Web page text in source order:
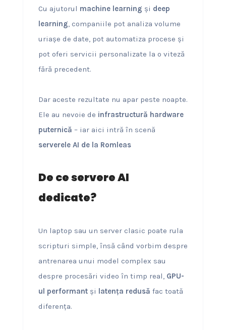
Cu ajutorul machine learning și deep
learning, companiile pot analiza volume
uriașe de date, pot automatiza procese și
pot oferi servicii personalizate la o viteză
fără precedent.
Dar aceste rezultate nu apar peste noapte.
Ele au nevoie de infrastructură hardware
puternică – iar aici intră în scenă
serverele AI de la Romleas
De ce servere AI
dedicate?
Un laptop sau un server clasic poate rula
scripturi simple, însă când vorbim despre
antrenarea unui model complex sau
despre procesări video în timp real, GPU-
ul performantși latența redusă fac toată
diferența.